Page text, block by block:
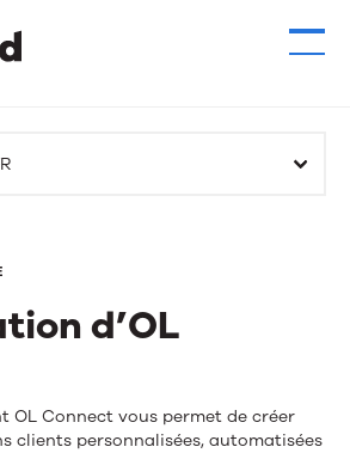
d’OL
OL Connect vous permet de créer
clients personnalisées, automatisées